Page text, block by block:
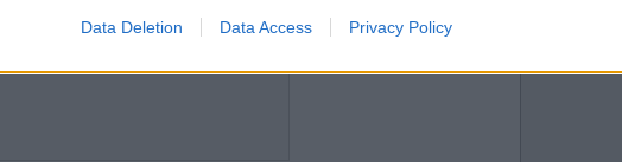
Data Deletion Data Access Privacy Policy